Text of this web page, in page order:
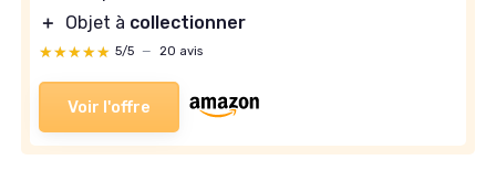
＋
Objet à collectionner
★★★★★
★★★★★ 5/5 — 20 avis
Voir l'offre